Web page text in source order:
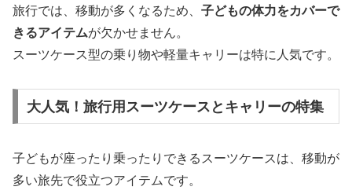
旅行では、移動が多くなるため、 子どもの体力をカバーで
きるアイテムが欠かせません。
スーツケース型の乗り物や軽量キャリーは特に人気です。
大人気！旅行用スーツケースとキャリーの特集
子どもが座ったり乗ったりできるスーツケースは、移動が
多い旅先で役立つアイテムです。